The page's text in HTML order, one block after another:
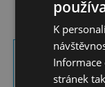
Grecotel
Kréta
K
Informace
stránek